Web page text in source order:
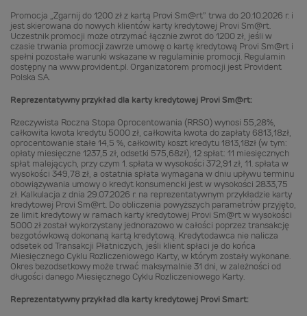
Promocja „Zgarnij do 1200 zł z kartą Provi Sm@rt” trwa do 20.10.2026 r. i
jest skierowana do nowych klientów karty kredytowej Provi Sm@rt.
Uczestnik promocji może otrzymać łącznie zwrot do 1200 zł, jeśli w
czasie trwania promocji zawrze umowę o kartę kredytową Provi Sm@rt i
spełni pozostałe warunki wskazane w regulaminie promocji. Regulamin
dostępny na www.provident.pl. Organizatorem promocji jest Provident
Polska SA.
Reprezentatywny przykład dla karty kredytowej Provi Sm@rt:
Rzeczywista Roczna Stopa Oprocentowania (RRSO) wynosi 55,28%,
całkowita kwota kredytu 5000 zł, całkowita kwota do zapłaty 6813,18zł,
oprocentowanie stałe 14,5 %, całkowity koszt kredytu 1813,18zł (w tym:
opłaty miesięczne 1237,5 zł, odsetki 575,68zł), 12 spłat: 11 miesięcznych
spłat malejących, przy czym 1. spłata w wysokości 372,91 zł, 11. spłata w
wysokości 349,78 zł, a ostatnia spłata wymagana w dniu upływu terminu
obowiązywania umowy o kredyt konsumencki jest w wysokości 2833,75
zł. Kalkulacja z dnia 29.07.2026 r. na reprezentatywnym przykładzie karty
kredytowej Provi Sm@rt. Do obliczenia powyższych parametrów przyjęto,
że limit kredytowy w ramach karty kredytowej Provi Sm@rt w wysokości
5000 zł został wykorzystany jednorazowo w całości poprzez transakcję
bezgotówkową dokonaną kartą kredytową. Kredytodawca nie nalicza
odsetek od Transakcji Płatniczych, jeśli klient spłaci je do końca
Miesięcznego Cyklu Rozliczeniowego Karty, w którym zostały wykonane.
Okres bezodsetkowy może trwać maksymalnie 31 dni, w zależności od
długości danego Miesięcznego Cyklu Rozliczeniowego Karty.
Reprezentatywny przykład dla karty kredytowej Provi Smart: